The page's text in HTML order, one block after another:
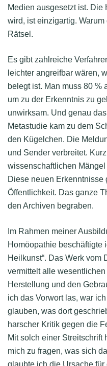
Medien ausgesetzt ist. Die
wird, ist einzigartig.
Rätsel.
Es gibt zahlreiche
leichter angreifbar wären,
belegt ist. Man muss 80 %
um zu der Erkenntnis zu
unwirksam. Und genau
Metastudie kam zu dem
den Kügelchen. Die
und Sender verbreitet.
wissenschaftlichen
Diese neuen Erkenntnisse
Öffentlichkeit. Das ganze
den Archiven begraben.
Im Rahmen meiner
Homöopathie beschäftigte
Heilkunst“. Das Werk vom
vermittelt alle
Herstellung und den
ich das Vorwort las, war
glauben, was dort
harscher Kritik gegen die
Mit solch einer Streitschrift
mich zu fragen, was sich
glaubte ich die Ursache